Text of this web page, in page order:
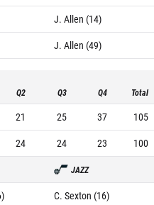
J. Allen (14)
J. Allen (49)
Q2 Q3 Q4 Total
21 25 37
105
24 24 23 100
JAZZ
C. Sexton (16)